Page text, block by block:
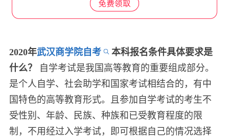
2020年武汉商学院自考
本科报名条件具体要求是
什么？
自学考试是我国高等教育的重要组成部分。
是个人自学、社会助学和国家考试相结合的，有中
国特色的高等教育形式。且参加自学考试的考生不
受性别、年龄、民族、种族和已受教育程度的限
制，不用经过入学考试，即可根据自己的情况选择